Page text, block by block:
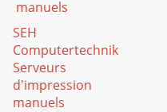
manuels
SEH
Computertechnik
Serveurs
d'impression
manuels